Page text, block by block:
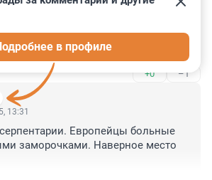
придти? Чтобы корпорация
когда спать и кого за коленку
немецкую компанию, где
комплаенс и не имеют
о чем-либо или высказывать
работай, молчи в тряпочку.
+0 –1
в профиле
13:31
Европейцы больные
заморочками. Наверное место